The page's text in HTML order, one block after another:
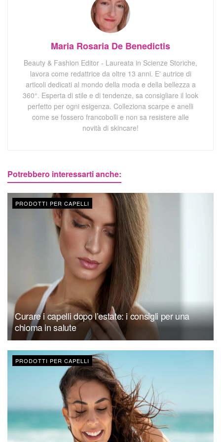
Maria Rosaria De Benedictis
Beauty & Fashion Editor - Laureata in Scienze Storiche,
lavora come redattrice da oltre 13 anni. E' autrice di
articoli dedicati al mondo della moda e della bellezza a
360°. Esperta di stile e di tendenze, sa consigliare il look
perfetto per ogni esigenza. Colleziona scarpe e anelli
come se fossero francobolli e non sa resistere alle
novità di skincare!
Potrebbero interessarti anche:
PRODOTTI PER CAPELLI
Curare i capelli dopo l’estate: i consigli per una
chioma in salute
PRODOTTI PER CAPELLI